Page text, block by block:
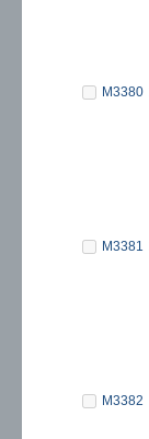
M3380
M3381
M3382